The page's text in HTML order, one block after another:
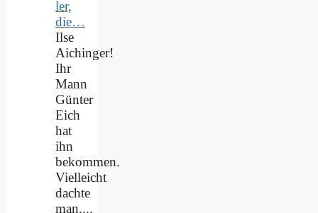
ler,
die…
Ilse
Aichinger!
Ihr
Mann
Günter
Eich
hat
ihn
bekommen.
Vielleicht
dachte
man,...